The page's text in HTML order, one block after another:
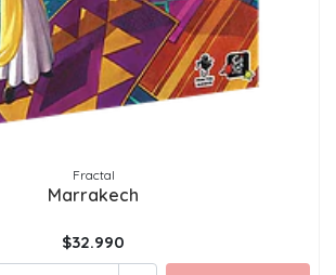
Fractal
Marrakech
$32.990